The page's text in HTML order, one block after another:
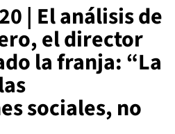
| El análisis de
el director
la franja: “La
sociales, no